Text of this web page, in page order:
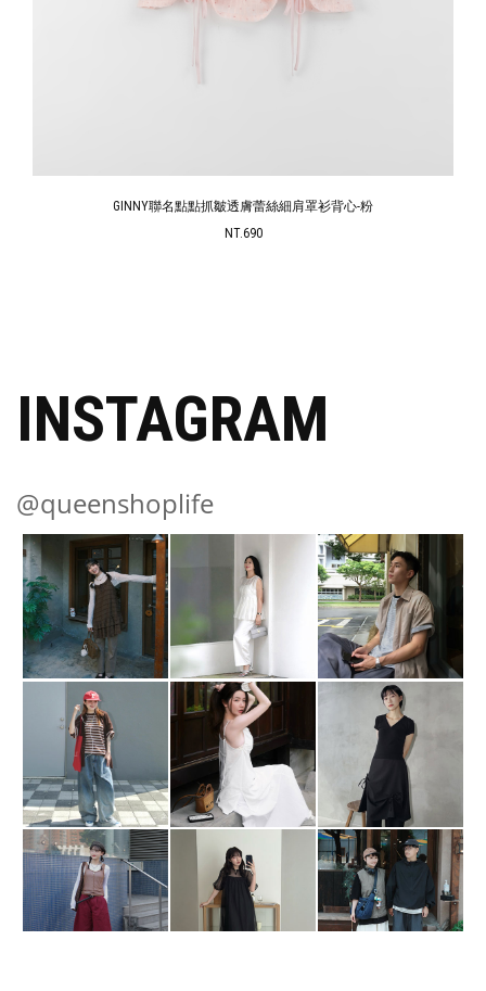
GINNY聯名點點抓皺透膚蕾絲細肩罩衫背心-粉
NT.690
INSTAGRAM
@queenshoplife